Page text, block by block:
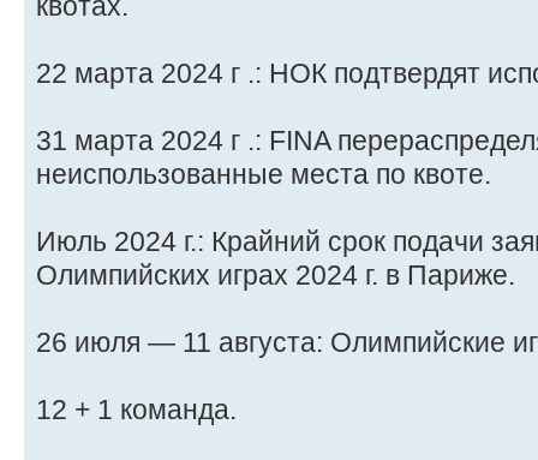
22 марта 2024 г .: НОК подтвердят
31 марта 2024 г .: FINA
неиспользованные места по квоте.
Июль 2024 г.: Крайний срок подачи
Олимпийских играх 2024 г. в Париже.
26 июля — 11 августа: Олимпийские
12 + 1 команда.